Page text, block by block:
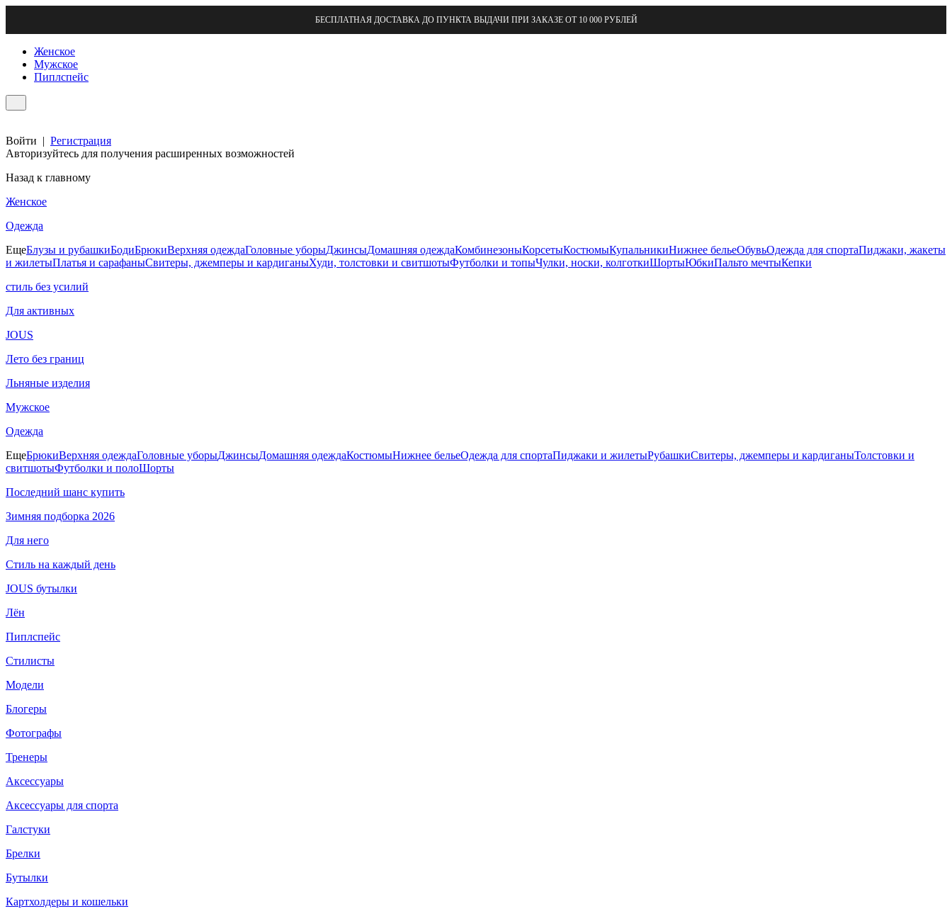
БЕСПЛАТНАЯ ДОСТАВКА ДО ПУНКТА ВЫДАЧИ ПРИ ЗАКАЗЕ ОТ 10 000 РУБЛЕЙ
Женское
Мужское
Пиплспейс
Войти | Регистрация
Авторизуйтесь для получения расширенных возможностей
Назад к главному
Женское
Одежда
ЕщеБлузы и рубашкиБодиБрюкиВерхняя одеждаГоловные уборыДжинсыДомашняя одеждаКомбинезоныКорсетыКостюмыКупальникиНижнее бельеОбувьОдежда для спортаПиджаки, жакеты
и жилетыПлатья и сарафаныСвитеры, джемперы и кардиганыХуди, толстовки и свитшотыФутболки и топыЧулки, носки, колготкиШортыЮбкиПальто мечтыКепки
стиль без усилий
Для активных
JOUS
Лето без границ
Льняные изделия
Мужское
Одежда
ЕщеБрюкиВерхняя одеждаГоловные уборыДжинсыДомашняя одеждаКостюмыНижнее бельеОдежда для спортаПиджаки и жилетыРубашкиСвитеры, джемперы и кардиганыТолстовки и
свитшотыФутболки и полоШорты
Последний шанс купить
Зимняя подборка 2026
Для него
Стиль на каждый день
JOUS бутылки
Лён
Пиплспейс
Стилисты
Модели
Блогеры
Фотографы
Тренеры
Аксессуары
Аксессуары для спорта
Галстуки
Брелки
Бутылки
Картхолдеры и кошельки